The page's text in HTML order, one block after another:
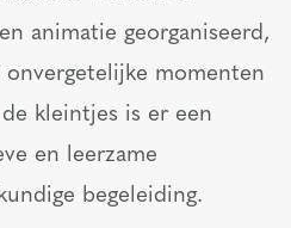
animatie georganiseerd,
onvergetelijke momenten
kleintjes is er een
en leerzame
begeleiding.